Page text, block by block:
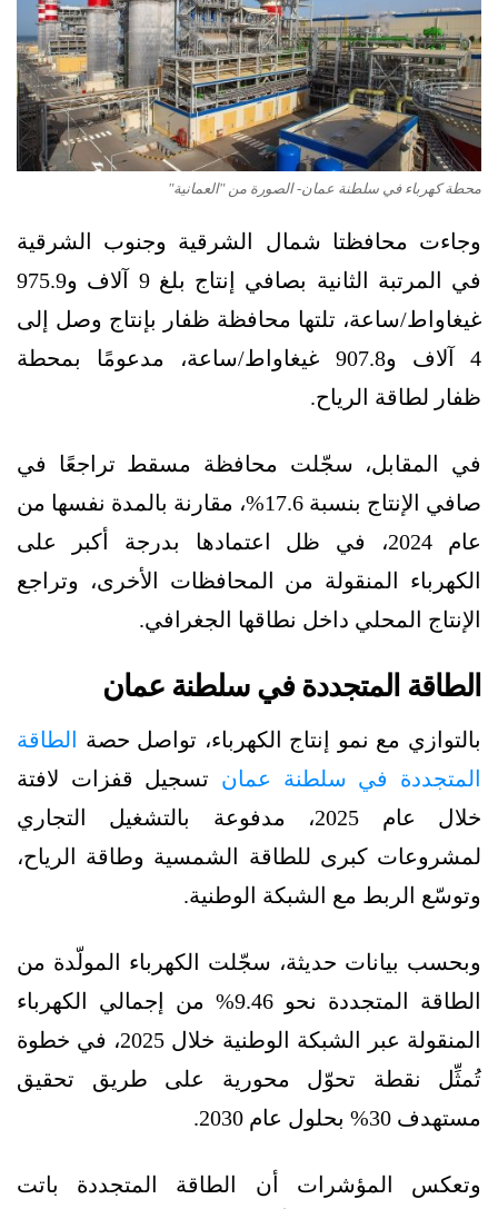
محطة كهرباء في سلطنة عمان- الصورة من "العمانية"
وجاءت محافظتا شمال الشرقية وجنوب الشرقية
في المرتبة الثانية بصافي إنتاج بلغ 9 آلاف و975.9
غيغاواط/ساعة، تلتها محافظة ظفار بإنتاج وصل إلى
4 آلاف و907.8 غيغاواط/ساعة، مدعومًا بمحطة
ظفار لطاقة الرياح.
في المقابل، سجّلت محافظة مسقط تراجعًا في
صافي الإنتاج بنسبة 17.6%، مقارنة بالمدة نفسها من
عام 2024، في ظل اعتمادها بدرجة أكبر على
الكهرباء المنقولة من المحافظات الأخرى، وتراجع
الإنتاج المحلي داخل نطاقها الجغرافي.
الطاقة المتجددة في سلطنة عمان
بالتوازي مع نمو إنتاج الكهرباء، تواصل حصة
الطاقة
المتجددة في سلطنة عمان تسجيل قفزات لافتة
خلال عام 2025، مدفوعة بالتشغيل التجاري
لمشروعات كبرى للطاقة الشمسية وطاقة الرياح،
وتوسّع الربط مع الشبكة الوطنية.
وبحسب بيانات حديثة، سجّلت الكهرباء المولّدة من
الطاقة المتجددة نحو 9.46% من إجمالي الكهرباء
المنقولة عبر الشبكة الوطنية خلال 2025، في خطوة
تُمثِّل نقطة تحوّل محورية على طريق تحقيق
مستهدف 30% بحلول عام 2030.
وتعكس المؤشرات أن الطاقة المتجددة باتت